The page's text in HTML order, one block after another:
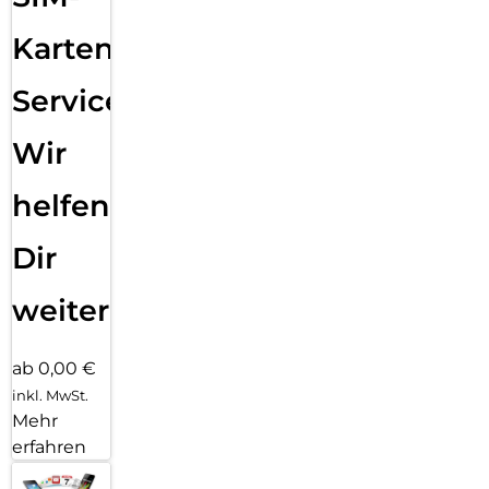
Panzerglas (Full Cover, 10H) für Samsung S26, Full Cover:
Displex Premium Panzerglas (Full Cover, 10H) für Samsung
S26, Full Cover, Samsung, Galaxy S26, Stoßfest,
Staubresistent, Schlagfest, Kratzresistent, Schockresistent,
Lange zusammenfassende Beschreibung Displex Premium
Displex Premium Panzerglas (Full Cover, 10H) für Samsung
Kompatibilität: Galaxy S26, Schutzfunktion: Stoßfest,
Staubresistent, Schlagfest, Kratzresistent, Schockresistent.
Material: Gehärtetes Glas, Produktfarbe: Transparent. Menge
pro Packung: 1 Stück(e)
Karten
Service:
Wir
helfen
Dir
weiter
ab 0,00 €
inkl. MwSt.
Mehr
erfahren